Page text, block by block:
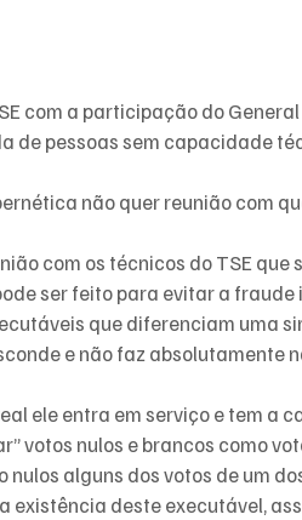
com a participação do
de pessoas sem capacidade
não quer reunião com
com os técnicos do TSE
ser feito para evitar a
que diferenciam uma
e não faz absolutamente
ele entra em serviço e tem a
votos nulos e brancos como
nulos alguns dos votos de um
existência deste executável,